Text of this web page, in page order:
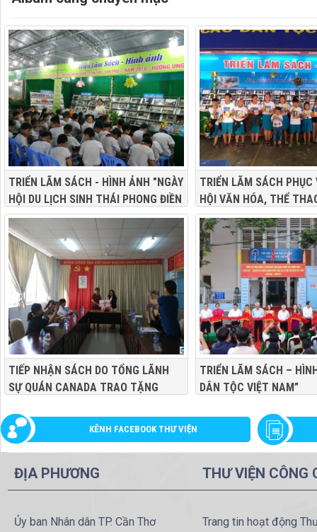
TRIỂN LÃM SÁCH - HÌNH ẢNH "NGÀY
HỘI DU LỊCH SINH THÁI PHONG ĐIỀN
- CẦN THƠ" LẦN THỨ 7 NĂM 2018
TRIỂN LÃM SÁCH PHỤC
HỘI VĂN HÓA, THỂ
LỊCH QUẬN Ô MÔN –
CÁC DÂN TỘC THÀNH
THƠ” LẦN THỨ II, NĂM
TIẾP NHẬN SÁCH DO TỔNG LÃNH
SỰ QUÁN CANADA TRAO TẶNG
TRIỂN LÃM SÁCH –
DÂN TỘC VIỆT NAM”
KÊNH FACEBOOK THƯ VIỆN
ĐỊA PHƯƠNG
Ủy ban Nhân dân TP. Cần Thơ
THƯ VIỆN CÔNG
Trang tin hoạt động